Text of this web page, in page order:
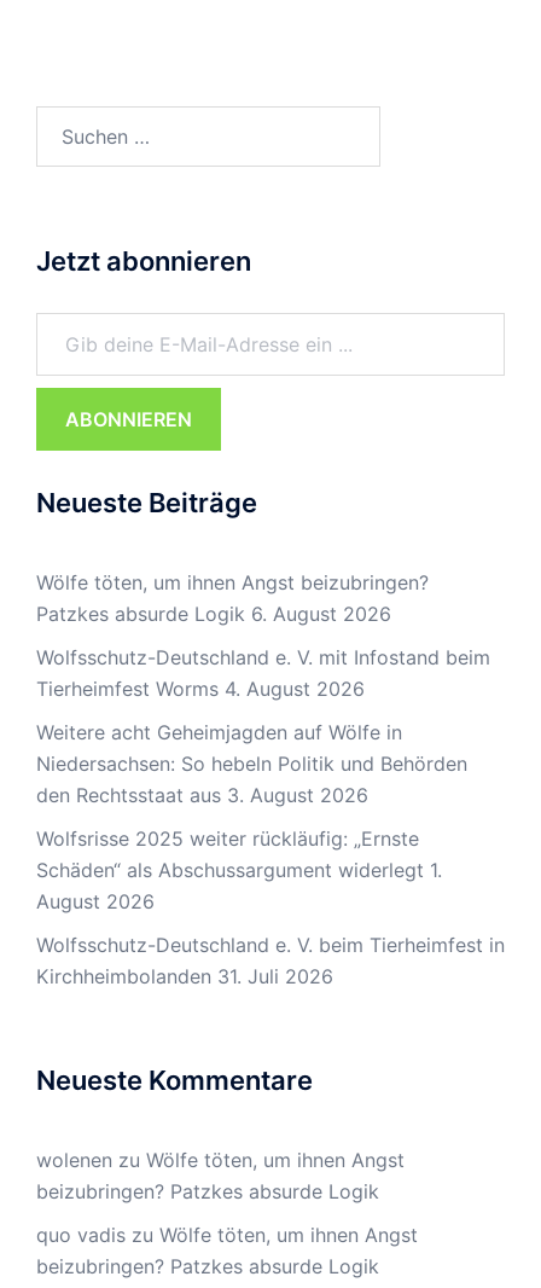
nach:
Jetzt abonnieren
Gib deine E-Mail-Adresse ein ...
ABONNIEREN
Neueste Beiträge
Wölfe töten, um ihnen Angst beizubringen?
Patzkes absurde Logik 6. August 2026
Wolfsschutz-Deutschland e. V. mit Infostand beim
Tierheimfest Worms 4. August 2026
Weitere acht Geheimjagden auf Wölfe in
Niedersachsen: So hebeln Politik und Behörden
den Rechtsstaat aus 3. August 2026
Wolfsrisse 2025 weiter rückläufig: „Ernste
Schäden“ als Abschussargument widerlegt 1.
August 2026
Wolfsschutz-Deutschland e. V. beim Tierheimfest in
Kirchheimbolanden 31. Juli 2026
Neueste Kommentare
wolenen zu Wölfe töten, um ihnen Angst
beizubringen? Patzkes absurde Logik
quo vadis zu Wölfe töten, um ihnen Angst
beizubringen? Patzkes absurde Logik